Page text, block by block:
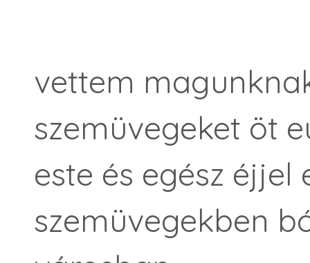
vettem
szemüvegeket öt
este és egész éjjel
szemüvegekben